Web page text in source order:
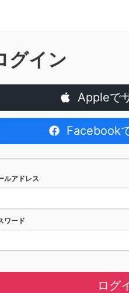
グイン
Appleで
Facebook
ルアドレス
ワード
ログ